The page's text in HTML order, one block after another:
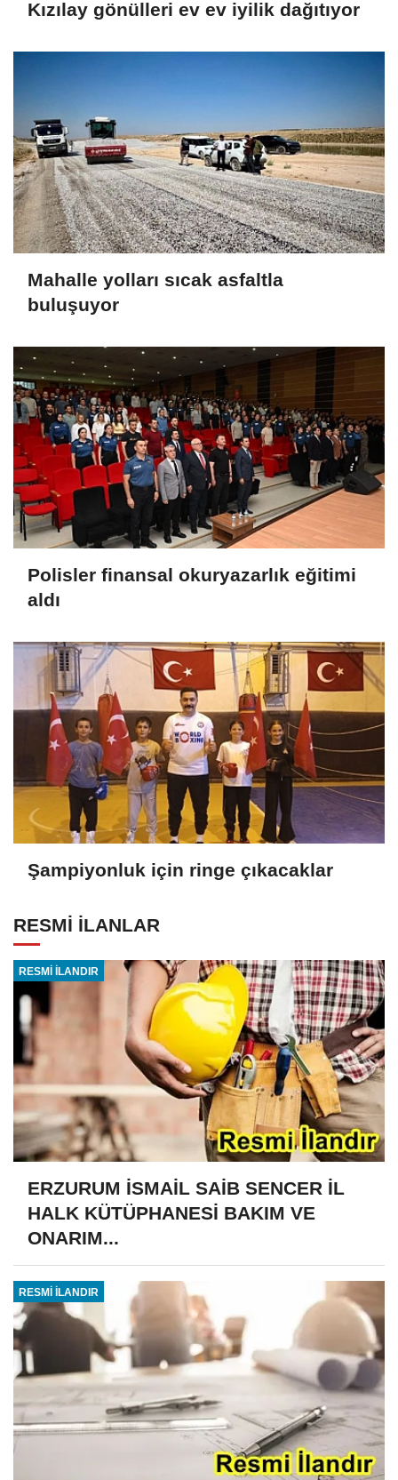
Kızılay gönülleri ev ev iyilik dağıtıyor
Mahalle yolları sıcak asfaltla
buluşuyor
Polisler finansal okuryazarlık eğitimi
aldı
Şampiyonluk için ringe çıkacaklar
RESMİ İLANLAR
RESMİ İLANDIR
ERZURUM İSMAİL SAİB SENCER İL
HALK KÜTÜPHANESİ BAKIM VE
ONARIM...
RESMİ İLANDIR